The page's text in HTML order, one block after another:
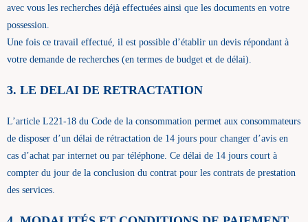
avec vous les recherches déjà effectuées ainsi que les documents en votre
possession.
Une fois ce travail effectué, il est possible d’établir un devis répondant à
votre demande de recherches (en termes de budget et de délai).
3. LE DELAI DE RETRACTATION
L’article L221-18 du Code de la consommation permet aux consommateurs
de disposer d’un délai de rétractation de 14 jours pour changer d’avis en
cas d’achat par internet ou par téléphone. Ce délai de 14 jours court à
compter du jour de la conclusion du contrat pour les contrats de prestation
des services.